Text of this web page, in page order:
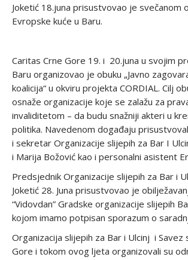
Joketić 18.juna prisustvovao je svečanom
Evropske kuće u Baru.
Caritas Crne Gore 19. i 20.juna u svojim
Baru organizovao je obuku „Javno
koalicija“ u okviru projekta CORDIAL. Cilj
osnaže organizacije koje se zalažu za
invaliditetom – da budu snažniji akteri u
politika. Navedenom događaju
i sekretar Organizacije slijepih za Bar I
i Marija Božović kao i personalni asistent
Predsjednik Organizacije slijepih za Bar i
Joketić 28. Juna prisustvovao je
“Vidovdan” Gradske organizacije slijepih
kojom imamo potpisan sporazum o
Organizacija slijepih za Bar i Ulcinj i Savez
Gore i tokom ovog ljeta organizovali su